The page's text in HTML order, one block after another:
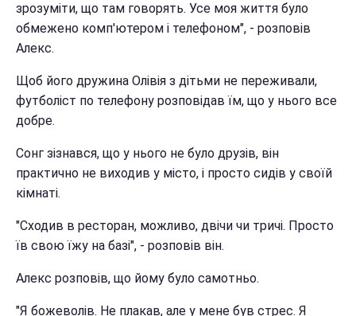
зрозуміти, що там говорять. Усе моя життя було
обмежено комп'ютером і телефоном", - розповів
Алекс.
Щоб його дружина Олівія з дітьми не переживали,
футболіст по телефону розповідав їм, що у нього все
добре.
Сонг зізнався, що у нього не було друзів, він
практично не виходив у місто, і просто сидів у своїй
кімнаті.
"Сходив в ресторан, можливо, двічи чи тричі. Просто
їв свою їжу на базі", - розповів він.
Алекс розповів, що йому було самотньо.
"Я божеволів. Не плакав, але у мене був стрес. Я